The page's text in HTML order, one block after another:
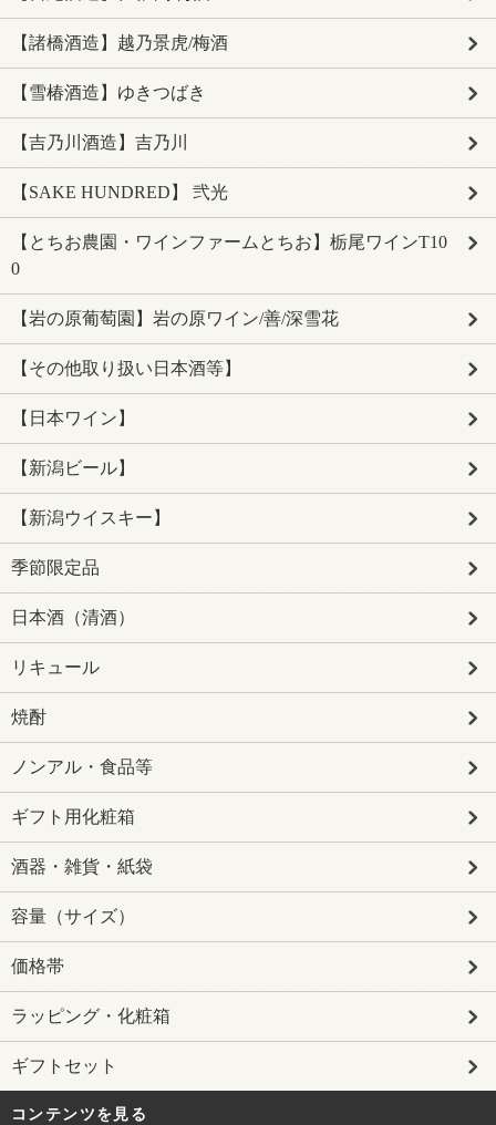
【諸橋酒造】越乃景虎/梅酒
【雪椿酒造】ゆきつばき
【吉乃川酒造】吉乃川
【SAKE HUNDRED】 弐光
【とちお農園・ワインファームとちお】栃尾ワインT10
0
【岩の原葡萄園】岩の原ワイン/善/深雪花
【その他取り扱い日本酒等】
【日本ワイン】
【新潟ビール】
【新潟ウイスキー】
季節限定品
日本酒（清酒）
リキュール
焼酎
ノンアル・食品等
ギフト用化粧箱
酒器・雑貨・紙袋
容量（サイズ）
価格帯
ラッピング・化粧箱
ギフトセット
コンテンツを見る